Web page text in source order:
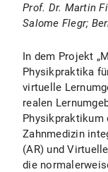
Prof. Dr. Martin
Salome Flegr;
In dem Projekt
Physikpraktika
virtuelle
realen
Physikpraktikum
Zahnmedizin
(AR) und
die